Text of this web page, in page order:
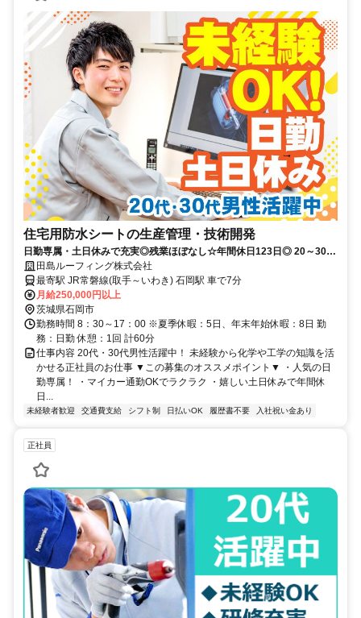
住宅用防水シートの生産管理・技術開発
日勤専属・土日休みで充実◎残業ほぼなし☆年間休日123日◎ 20～30代
男性活躍中！未経験OK♪
田島ルーフィング株式会社
最寄駅 JR常磐線(取手～いわき) 石岡駅 車で7分
月給250,000円以上
茨城県石岡市
勤務時間 8：30～17：00 ※夏季休暇：5日、年末年始休暇：8日 勤
務：日勤 休憩：1回 計60分
仕事内容 20代・30代男性活躍中！ 未経験から化学や工学の知識を活
かせる正社員のお仕事 ▼この募集のオススメポイント▼ ・人気の日
勤専属！ ・マイカー通勤OKでラクラク ・嬉しい土日休みで年間休
日...
未経験者歓迎 交通費支給 シフト制 日払いOK 履歴書不要 入社祝い金あり
正社員